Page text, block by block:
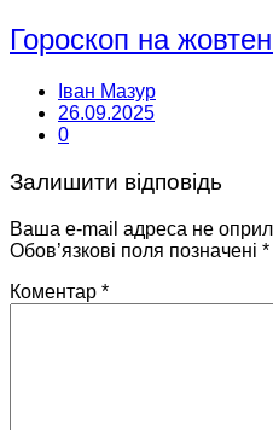
Гороскоп на
Іван Мазур
26.09.2025
0
Залишити відповідь
Ваша e-mail адреса не
Обов’язкові поля позначені *
Коментар *